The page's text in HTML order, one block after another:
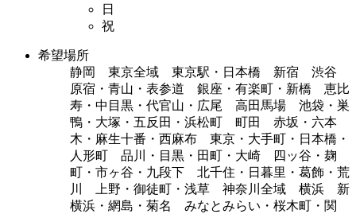
日
祝
希望場所
静岡 東京全域 東京駅・日本橋 新宿 渋谷
原宿・青山・表参道 銀座・有楽町・新橋 恵比
寿・中目黒・代官山・広尾 高田馬場 池袋・巣
鴨・大塚・五反田・浜松町 町田 赤坂・六本
木・麻生十番・西麻布 東京・大手町・日本橋・
人形町 品川・目黒・田町・大崎 四ッ谷・麹
町・市ヶ谷・九段下 北千住・日暮里・葛飾・荒
川 上野・御徒町・浅草 神奈川全域 横浜 新
横浜・網島・菊名 みなとみらい・桜木町・関